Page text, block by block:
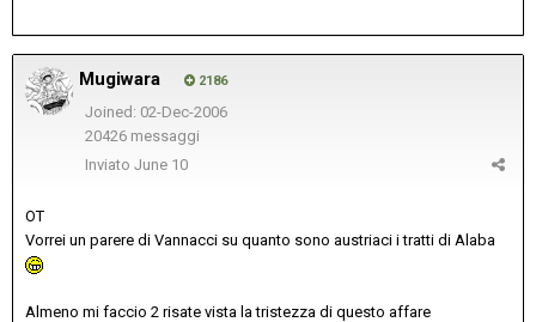
Mugiwara 2186
Joined: 02-Dec-2006
20426 messaggi
Inviato June 10
OT
Vorrei un parere di Vannacci su quanto sono austriaci i tratti di Alaba
Almeno mi faccio 2 risate vista la tristezza di questo affare